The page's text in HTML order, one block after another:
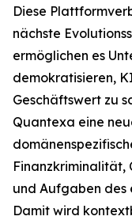
Diese
nächste
ermöglichen es
demokratisieren,
Geschäftswert zu
Quantexa eine
Finanzkriminalität,
und Aufgaben des
Damit wird